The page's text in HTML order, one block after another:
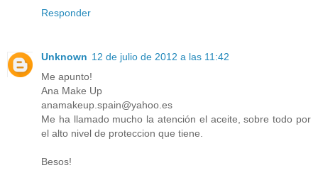
Responder
Unknown 12 de julio de 2012 a las 11:42
Me apunto!
Ana Make Up
anamakeup.spain@yahoo.es
Me ha llamado mucho la atención el aceite, sobre todo por
el alto nivel de proteccion que tiene.
Besos!